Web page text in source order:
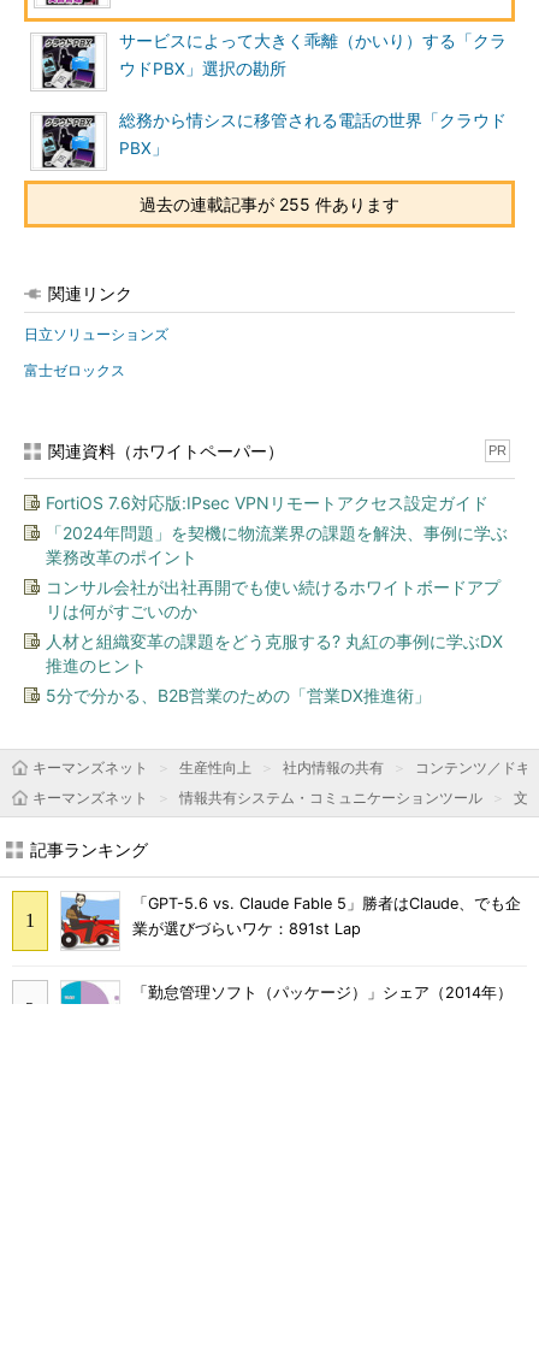
サービスによって大きく乖離（かいり）する「クラ
ウドPBX」選択の勘所
総務から情シスに移管される電話の世界「クラウド
PBX」
過去の連載記事が 255 件あります
関連リンク
日立ソリューションズ
富士ゼロックス
関連資料（ホワイトペーパー） PR
FortiOS 7.6対応版:IPsec VPNリモートアクセス設定ガイド
「2024年問題」を契機に物流業界の課題を解決、事例に学ぶ
業務改革のポイント
コンサル会社が出社再開でも使い続けるホワイトボードアプ
リは何がすごいのか
人材と組織変革の課題をどう克服する? 丸紅の事例に学ぶDX
推進のヒント
5分で分かる、B2B営業のための「営業DX推進術」
キーマンズネット 生産性向上 社内情報の共有
コンテンツ／ドキ
キーマンズネット
情報共有システム・コミュニケーションツール 文
記事ランキング
「GPT-5.6 vs. Claude Fable 5」勝者はClaude、でも企
業が選びづらいワケ：891st Lap
「勤怠管理ソフト（パッケージ）」シェア（2014年）